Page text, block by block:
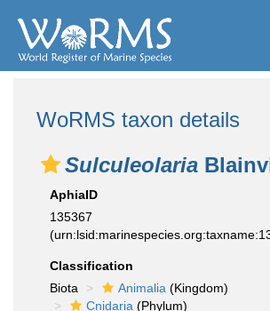
WoRMS taxon details
Sulculeolaria
AphiaID
135367
Classification
Biota
Animalia (Kingdom)
Cnidaria (Phylum)